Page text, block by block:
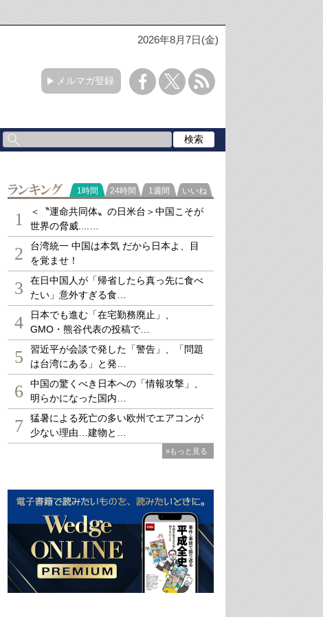
2026年8月7日(金)
メルマガ登録
ランキング
1時間 24時間 1週間 いいね
1
＜〝運命共同体〟の日米台＞中国こそが
世界の脅威....…
2
台湾統一 中国は本気 だから日本よ、目
を覚ませ！
3
在日中国人が「帰省したら真っ先に食べ
たい」意外すぎる食…
4
日本でも進む「在宅勤務廃止」、
GMO・熊谷代表の投稿で…
5
習近平が会談で発した「警告」、「問題
は台湾にある」と発…
6
中国の驚くべき日本への「情報攻撃」、
明らかになった国内…
7
猛暑による死亡の多い欧州でエアコンが
少ない理由…建物と…
»もっと見る